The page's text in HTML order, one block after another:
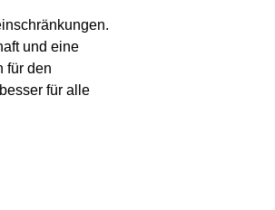
und eine
für den
für alle